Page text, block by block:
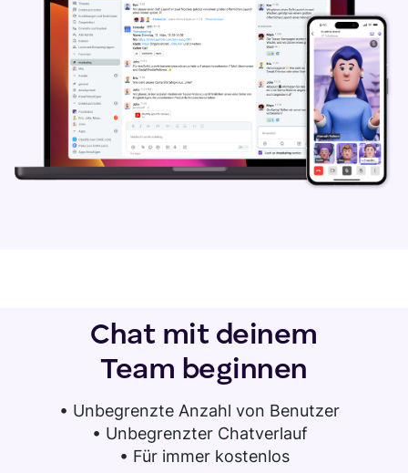
Chat mit deinem
Team beginnen
• Unbegrenzte Anzahl von Benutzer
• Unbegrenzter Chatverlauf
• Für immer kostenlos